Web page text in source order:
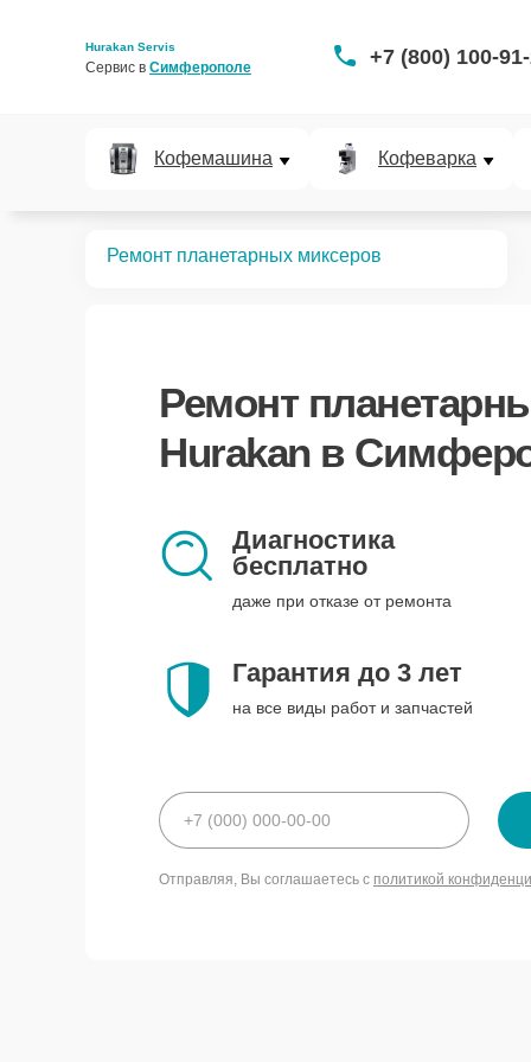
Hurakan Servis
Сервис в Симферополе +7 (800) 100-
Кофемашина Кофеварка
Ремонт планетарных миксеров
Ремонт
Hurakanв
Диагностика
бесплатно
даже при отказе от ремонта
Гарантия до 3 лет
на все виды работ и запчастей
Отправляя, Вы соглашаетесь с политикой